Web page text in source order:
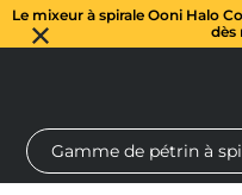
Le mixeur à spirale Ooni Halo
dès
à pizza au feu de bois
Gamme de pétrin à